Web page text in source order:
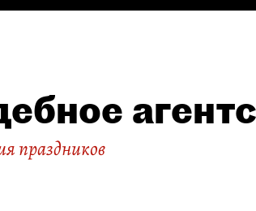
праздников